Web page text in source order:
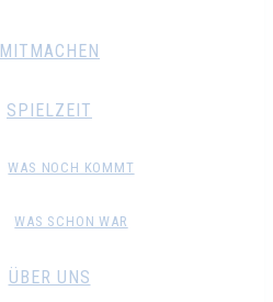
MITMACHEN
SPIELZEIT
WAS NOCH KOMMT
WAS SCHON WAR
ÜBER UNS